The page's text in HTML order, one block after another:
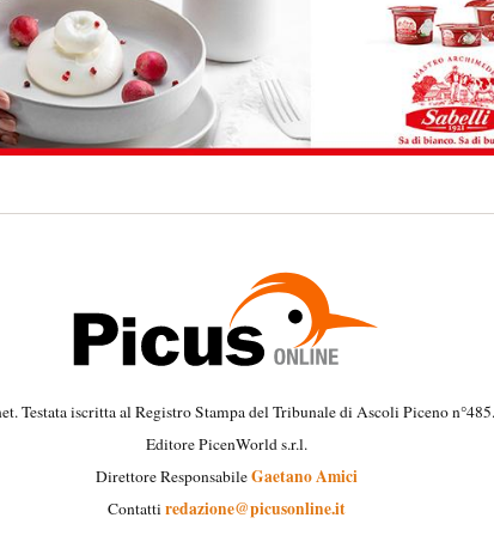
Testata iscritta al Registro Stampa del Tribunale di Ascoli Piceno n°485.
Editore PicenWorld s.r.l.
Direttore ResponsabileGaetano Amici
Contatti redazione@picusonline.it